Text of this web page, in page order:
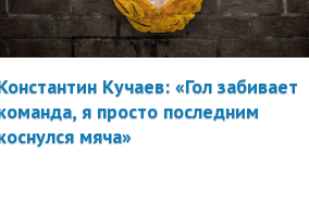
Кучаев: «Гол забивает
я просто последним
мяча»